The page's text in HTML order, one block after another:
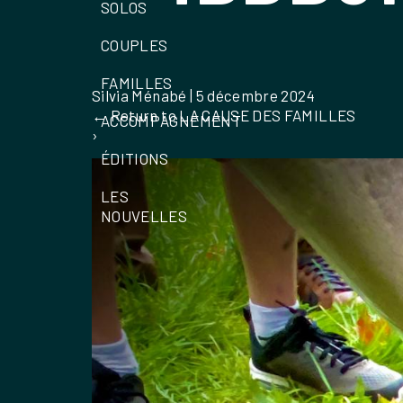
SOLOS
COUPLES
FAMILLES
ACCOMPAGNEMENT
ÉDITIONS
LES
NOUVELLES
Silvia Ménabé 5 décembre 2024
←Return to LA CAUSE DES FAMILLES
›